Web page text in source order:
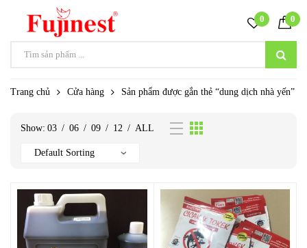
0 0
Trang chủ Cửa hàng Sản phẩm được gắn thẻ “dung dịch nhà yến”
Show: 03 / 06 / 09 / 12 / ALL